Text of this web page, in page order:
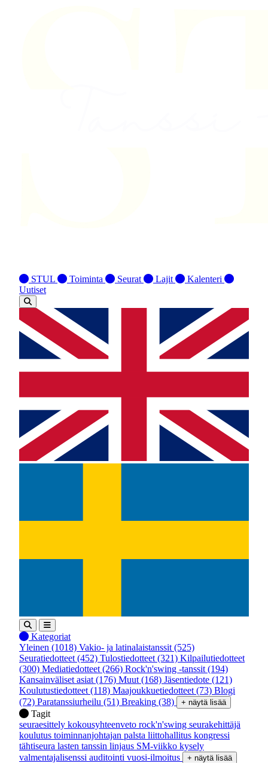
STUL Toiminta Seurat Lajit
Kalenteri
Uutiset
Kategoriat
Yleinen (1018) Vakio- ja latinalaistanssit (525)
Seuratiedotteet (452) Tulostiedotteet (321) Kilpailutiedotteet
(300) Mediatiedotteet (266) Rock'n'swing -tanssit (194)
Kansainväliset asiat (176) Muut (168) Jäsentiedote (121)
Koulutustiedotteet (118) Maajoukkuetiedotteet (73) Blogi
(72) Paratanssiurheilu (51) Breaking (38) + näytä lisää
Tagit
seuraesittely kokousyhteenveto rock'n'swing seurakehittäjä
koulutus toiminnanjohtajan palsta liittohallitus kongressi
tähtiseura lasten tanssin linjaus SM-viikko kysely
valmentajalisenssi auditointi vuosi-ilmoitus + näytä lisää